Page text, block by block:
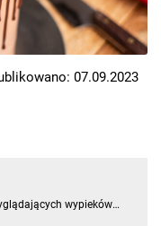
wypieków
07.09.2023